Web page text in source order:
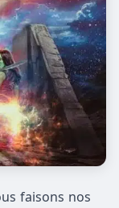
faisons nos